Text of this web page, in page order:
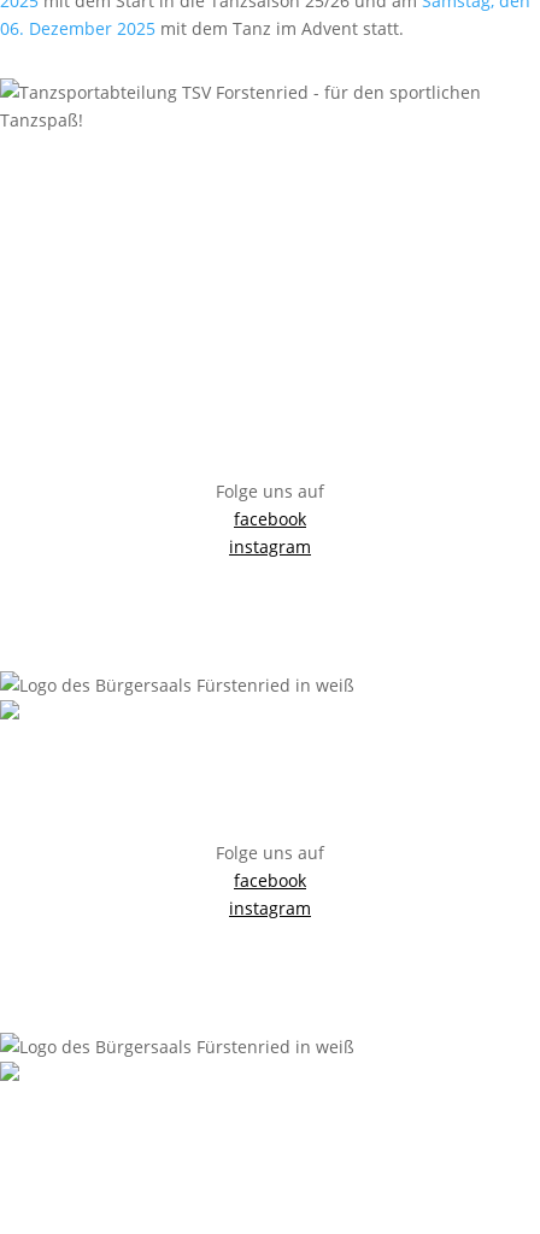
06. Dezember 2025 mit dem Tanz im Advent statt.
Folge uns auf
facebook
instagram
Folge uns auf
facebook
instagram